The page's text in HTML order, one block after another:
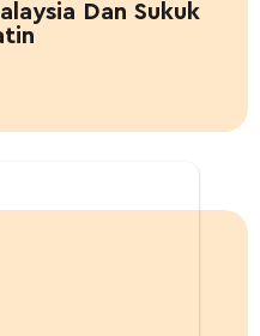
Dan Sukuk